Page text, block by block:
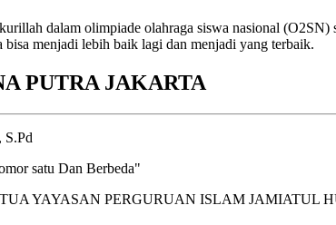
dalam olimpiade olahraga siswa nasional
bisa menjadi lebih baik lagi dan menjadi yang terbaik.
PUTRA JAKARTA
satu Dan Berbeda"
YAYASAN PERGURUAN ISLAM JAMIATUL